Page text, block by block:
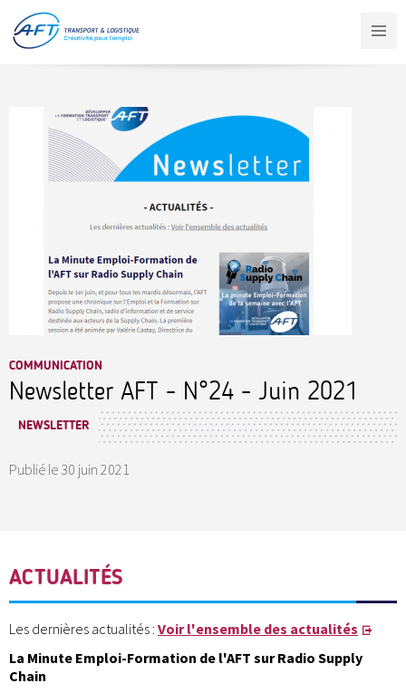
contenu
principal
COMMUNICATION
Newsletter AFT - N°24 - Juin 2021
NEWSLETTER
Publié le 30 juin 2021
ACTUALITÉS
Les dernières actualités : Voir l'ensemble des actualités
La Minute Emploi-Formation de l'AFT sur Radio Supply
Chain